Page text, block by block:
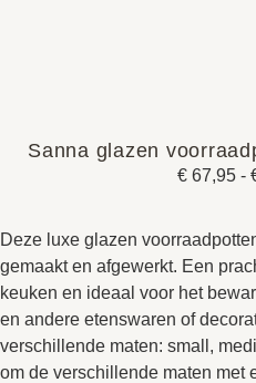
Sanna glazen
€ 67,95 -
Deze luxe glazen
gemaakt en afgewerkt. Een
keuken en ideaal voor het
en andere etenswaren of
verschillende maten: small,
om de verschillende maten met